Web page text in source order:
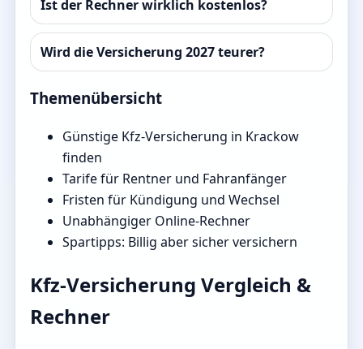
Ist der Rechner wirklich kostenlos?
Wird die Versicherung 2027 teurer?
Themenübersicht
Günstige Kfz-Versicherung in Krackow
finden
Tarife für Rentner und Fahranfänger
Fristen für Kündigung und Wechsel
Unabhängiger Online-Rechner
Spartipps: Billig aber sicher versichern
Kfz-Versicherung Vergleich &
Rechner